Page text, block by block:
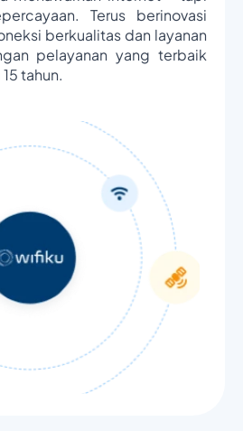
Terus berinovasi
berkualitas dan layanan
pelayanan yang terbaik
tahun.